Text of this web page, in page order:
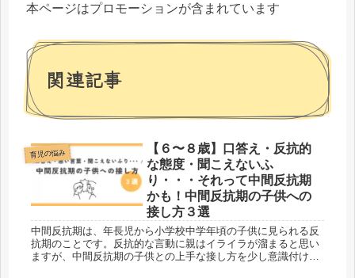
本ページはプロモーションが含まれています
関連記事
育児の悩み
【６〜８歳】口答え・反抗的
な態度・聞こえないふ
り・・・それって中間反抗期
かも！中間反抗期の子供への
接し方３選
中間反抗期は、年長児から小学校中学年頃の子供に見られる反
抗期のことです。反抗的な言動に親はイライラが溜まると思い
ますが、中間反抗期の子供との上手な接し方を少し意識付ける